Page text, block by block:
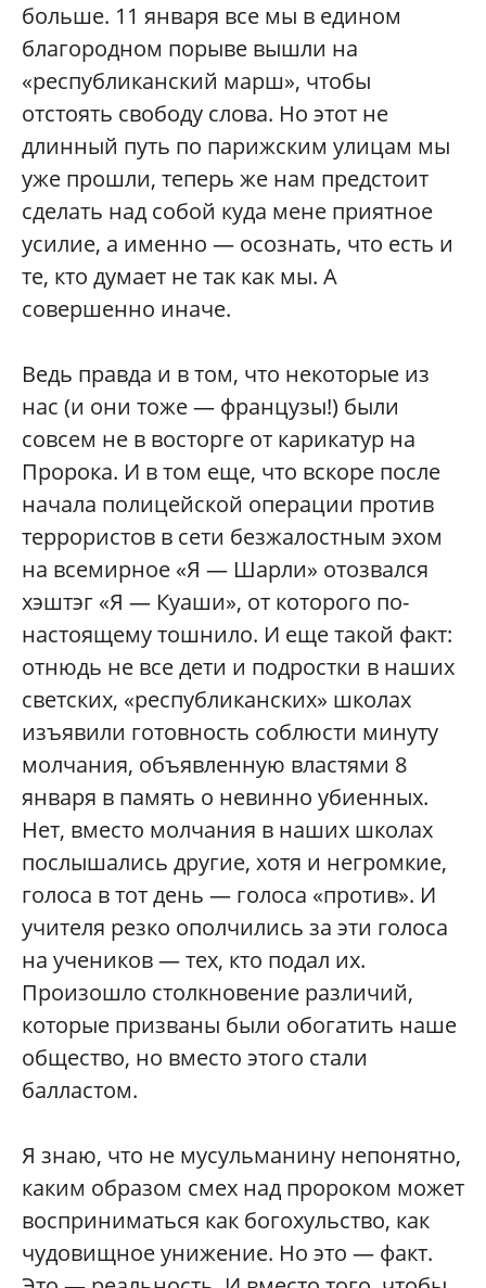
больше. 11 января все мы в едином
благородном порыве вышли на
«республиканский марш», чтобы
отстоять свободу слова. Но этот не
длинный путь по парижским улицам мы
уже прошли, теперь же нам предстоит
сделать над собой куда мене приятное
усилие, а именно — осознать, что есть и
те, кто думает не так как мы. А
совершенно иначе.
Ведь правда и в том, что некоторые из
нас (и они тоже — французы!) были
совсем не в восторге от карикатур на
Пророка. И в том еще, что вскоре после
начала полицейской операции против
террористов в сети безжалостным эхом
на всемирное «Я — Шарли» отозвался
хэштэг «Я — Куаши», от которого по-
настоящему тошнило. И еще такой факт:
отнюдь не все дети и подростки в наших
светских, «республиканских» школах
изъявили готовность соблюсти минуту
молчания, объявленную властями 8
января в память о невинно убиенных.
Нет, вместо молчания в наших школах
послышались другие, хотя и негромкие,
голоса в тот день — голоса «против». И
учителя резко ополчились за эти голоса
на учеников — тех, кто подал их.
Произошло столкновение различий,
которые призваны были обогатить наше
общество, но вместо этого стали
балластом.
Я знаю, что не мусульманину непонятно,
каким образом смех над пророком может
восприниматься как богохульство, как
чудовищное унижение. Но это — факт.